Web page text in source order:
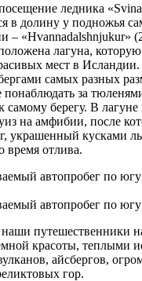
ледника
в долину у подножья
– «Hvannadalshnjukur»
лагуна,
мест в
самых разных
понаблюдать за
берегу. В лагуне
на амфибии, после
украшенный кусками
время отлива.
наши путешественники
красоты, теплыми
айсбергов,
гор.